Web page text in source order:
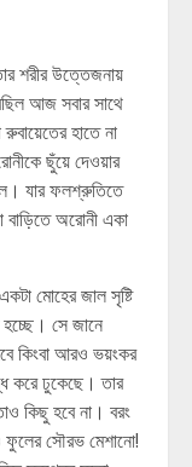
শরীর উত্তেজনায়
আজ সবার সাথে
হাতে না
ছুঁয়ে দেওয়ার
যার ফলশ্রুতিতে
অরোনী একা
মোহের জাল সৃষ্টি
সে জানে
কিংবা আরও ভয়ংকর
করে ঢুকেছে। তার
কিছু হবে না। বরং
ফুলের সৌরভ মেশানো!